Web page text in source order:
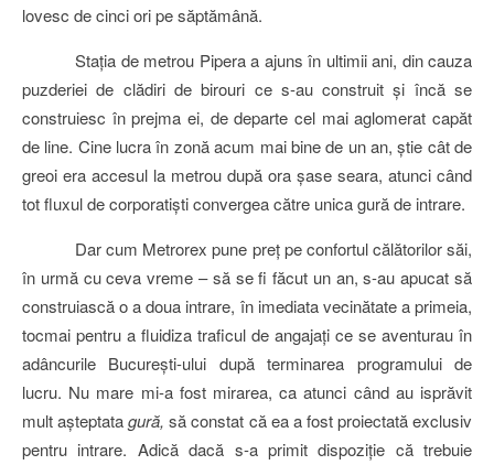
lovesc de cinci ori pe săptămână.
Staţia de metrou Pipera a ajuns în ultimii ani, din cauza
puzderiei de clădiri de birouri ce s-au construit şi încă se
construiesc în prejma ei, de departe cel mai aglomerat capăt
de line. Cine lucra în zonă acum mai bine de un an, ştie cât de
greoi era accesul la metrou după ora şase seara, atunci când
tot fluxul de corporatişti convergea către unica gură de intrare.
Dar cum Metrorex pune preţ pe confortul călătorilor săi,
în urmă cu ceva vreme – să se fi făcut un an, s-au apucat să
construiască o a doua intrare, în imediata vecinătate a primeia,
tocmai pentru a fluidiza traficul de angajaţi ce se aventurau în
adâncurile Bucureşti-ului după terminarea programului de
lucru. Nu mare mi-a fost mirarea, ca atunci când au isprăvit
mult aşteptatagură, să constat că ea a fost proiectată exclusiv
pentru intrare. Adică dacă s-a primit dispoziţie că trebuie